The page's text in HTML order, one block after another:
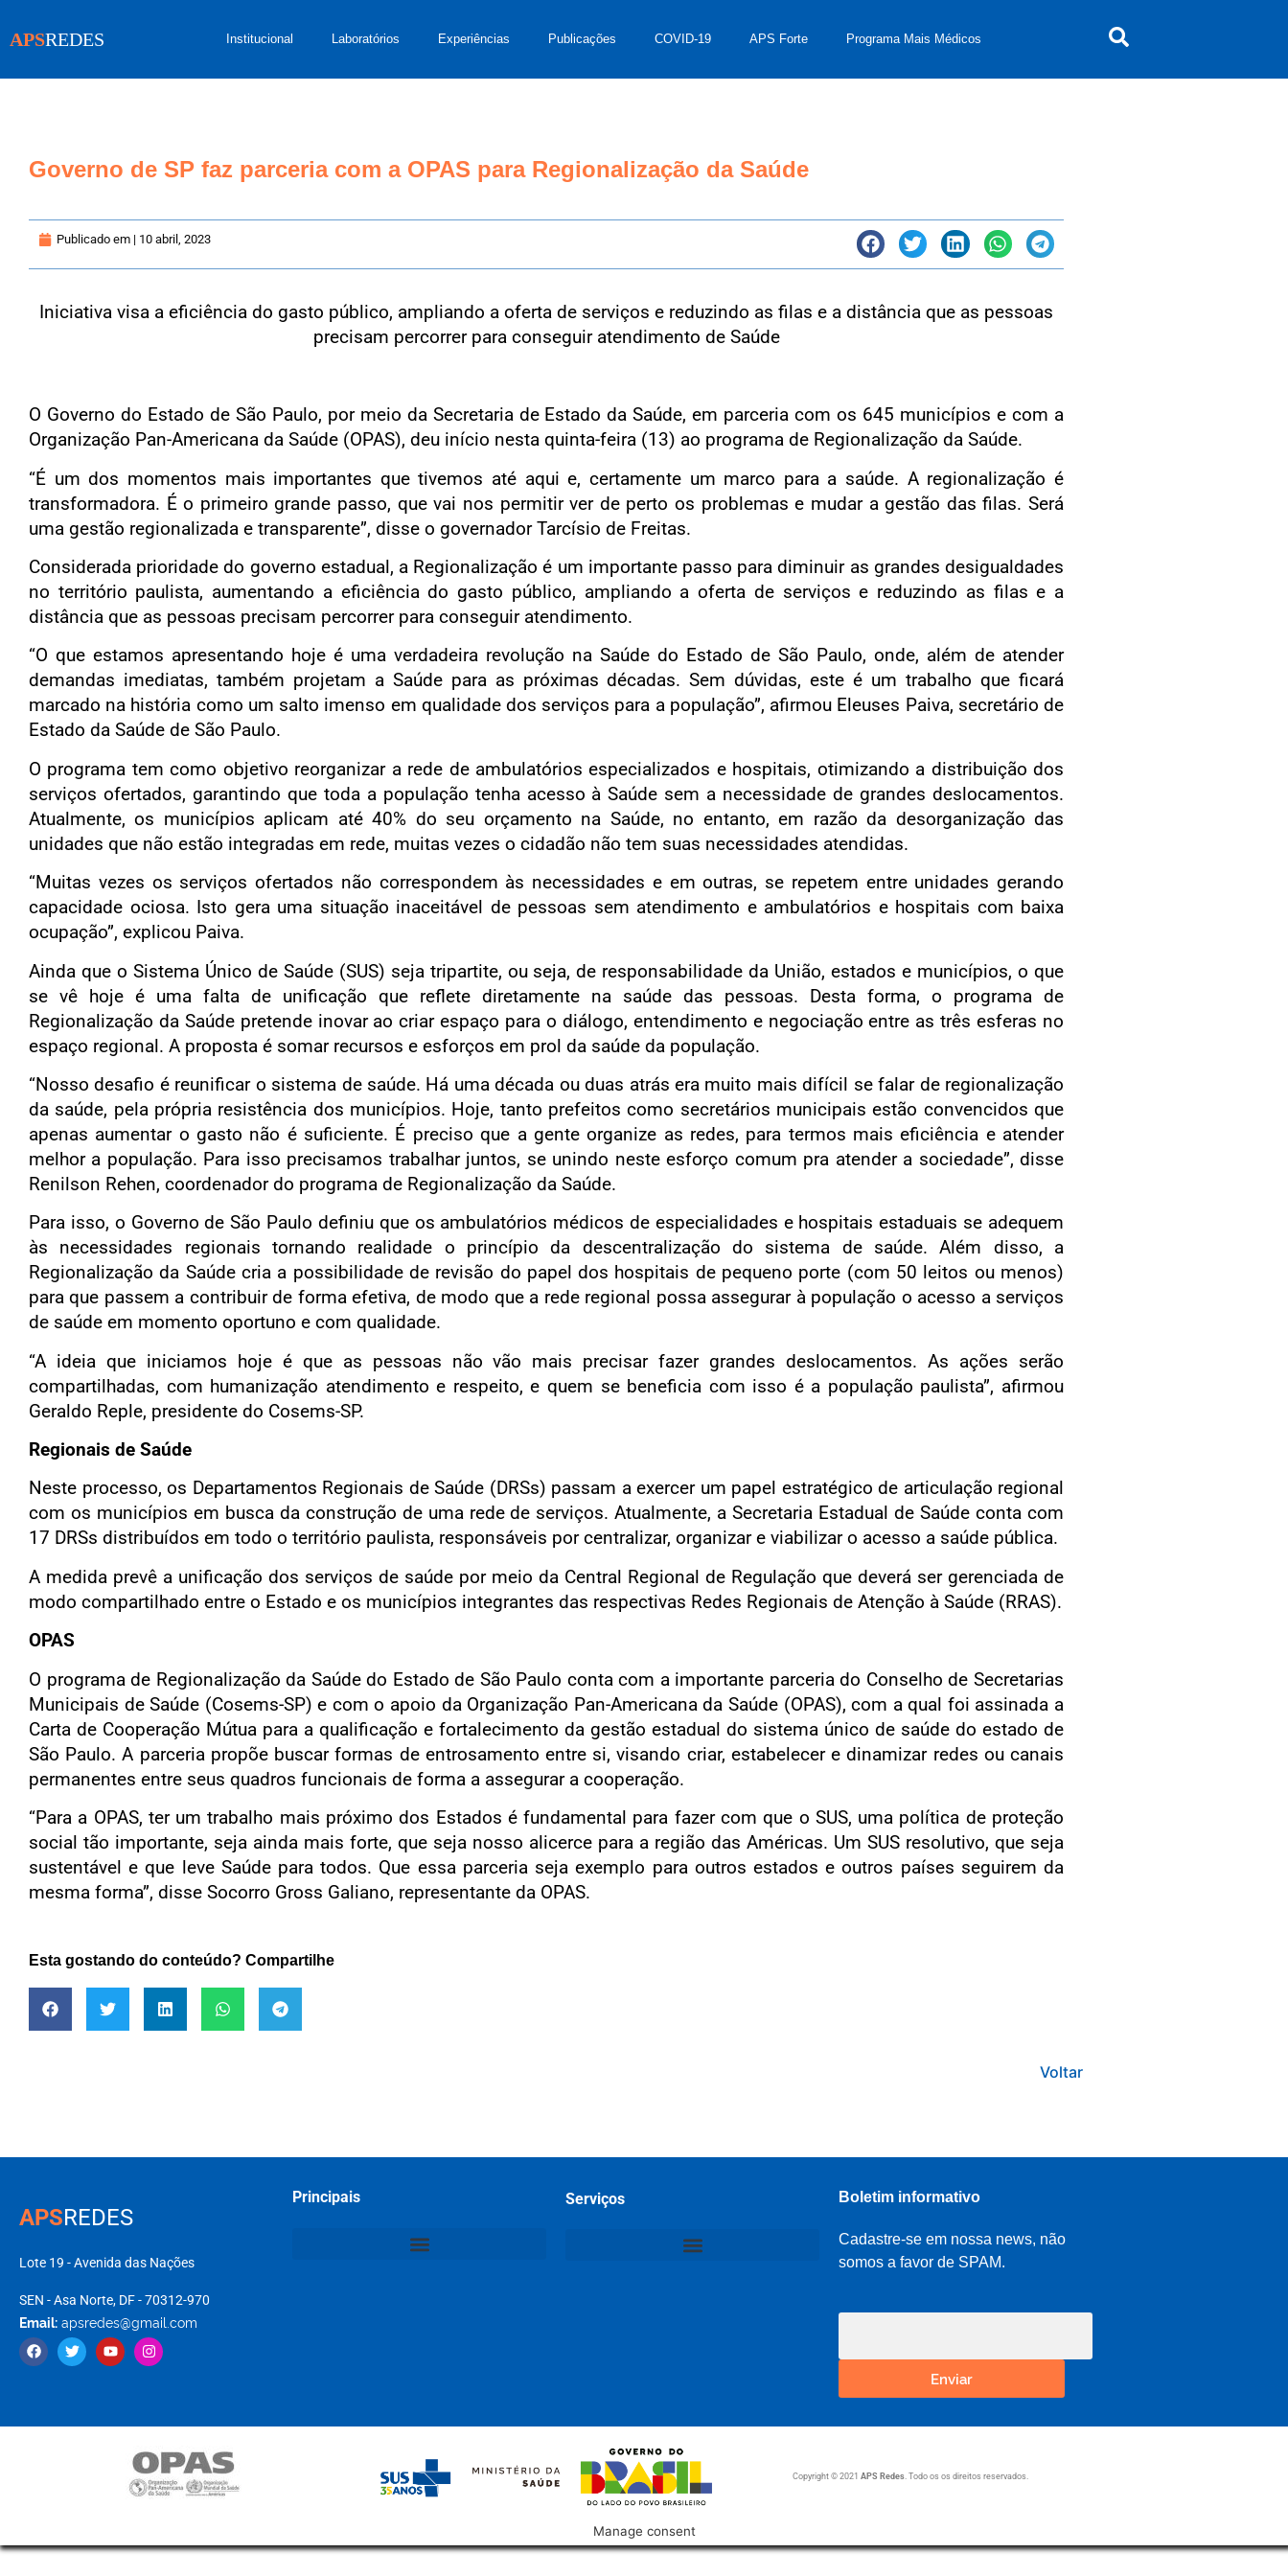
APSREDES Institucional Laboratórios Experiências Publicações COVID-19 APS Forte Programa Mais Médicos
Governo de SP faz parceria com a OPAS para Regionalização da Saúde
Publicado em | 10 abril, 2023
Iniciativa visa a eficiência do gasto público, ampliando a oferta de serviços e reduzindo as filas e a distância que as pessoas
precisam percorrer para conseguir atendimento de Saúde
O Governo do Estado de São Paulo, por meio da Secretaria de Estado da Saúde, em parceria com os 645 municípios e com a
Organização Pan-Americana da Saúde (OPAS), deu início nesta quinta-feira (13) ao programa de Regionalização da Saúde.
“É um dos momentos mais importantes que tivemos até aqui e, certamente um marco para a saúde. A regionalização é
transformadora. É o primeiro grande passo, que vai nos permitir ver de perto os problemas e mudar a gestão das filas. Será
uma gestão regionalizada e transparente”, disse o governador Tarcísio de Freitas.
Considerada prioridade do governo estadual, a Regionalização é um importante passo para diminuir as grandes desigualdades
no território paulista, aumentando a eficiência do gasto público, ampliando a oferta de serviços e reduzindo as filas e a
distância que as pessoas precisam percorrer para conseguir atendimento.
“O que estamos apresentando hoje é uma verdadeira revolução na Saúde do Estado de São Paulo, onde, além de atender
demandas imediatas, também projetam a Saúde para as próximas décadas. Sem dúvidas, este é um trabalho que ficará
marcado na história como um salto imenso em qualidade dos serviços para a população”, afirmou Eleuses Paiva, secretário de
Estado da Saúde de São Paulo.
O programa tem como objetivo reorganizar a rede de ambulatórios especializados e hospitais, otimizando a distribuição dos
serviços ofertados, garantindo que toda a população tenha acesso à Saúde sem a necessidade de grandes deslocamentos.
Atualmente, os municípios aplicam até 40% do seu orçamento na Saúde, no entanto, em razão da desorganização das
unidades que não estão integradas em rede, muitas vezes o cidadão não tem suas necessidades atendidas.
“Muitas vezes os serviços ofertados não correspondem às necessidades e em outras, se repetem entre unidades gerando
capacidade ociosa. Isto gera uma situação inaceitável de pessoas sem atendimento e ambulatórios e hospitais com baixa
ocupação”, explicou Paiva.
Ainda que o Sistema Único de Saúde (SUS) seja tripartite, ou seja, de responsabilidade da União, estados e municípios, o que
se vê hoje é uma falta de unificação que reflete diretamente na saúde das pessoas. Desta forma, o programa de
Regionalização da Saúde pretende inovar ao criar espaço para o diálogo, entendimento e negociação entre as três esferas no
espaço regional. A proposta é somar recursos e esforços em prol da saúde da população.
“Nosso desafio é reunificar o sistema de saúde. Há uma década ou duas atrás era muito mais difícil se falar de regionalização
da saúde, pela própria resistência dos municípios. Hoje, tanto prefeitos como secretários municipais estão convencidos que
apenas aumentar o gasto não é suficiente. É preciso que a gente organize as redes, para termos mais eficiência e atender
melhor a população. Para isso precisamos trabalhar juntos, se unindo neste esforço comum pra atender a sociedade”, disse
Renilson Rehen, coordenador do programa de Regionalização da Saúde.
Para isso, o Governo de São Paulo definiu que os ambulatórios médicos de especialidades e hospitais estaduais se adequem
às necessidades regionais tornando realidade o princípio da descentralização do sistema de saúde. Além disso, a
Regionalização da Saúde cria a possibilidade de revisão do papel dos hospitais de pequeno porte (com 50 leitos ou menos)
para que passem a contribuir de forma efetiva, de modo que a rede regional possa assegurar à população o acesso a serviços
de saúde em momento oportuno e com qualidade.
“A ideia que iniciamos hoje é que as pessoas não vão mais precisar fazer grandes deslocamentos. As ações serão
compartilhadas, com humanização atendimento e respeito, e quem se beneficia com isso é a população paulista”, afirmou
Geraldo Reple, presidente do Cosems-SP.
Regionais de Saúde
Neste processo, os Departamentos Regionais de Saúde (DRSs) passam a exercer um papel estratégico de articulação regional
com os municípios em busca da construção de uma rede de serviços. Atualmente, a Secretaria Estadual de Saúde conta com
17 DRSs distribuídos em todo o território paulista, responsáveis por centralizar, organizar e viabilizar o acesso a saúde pública.
A medida prevê a unificação dos serviços de saúde por meio da Central Regional de Regulação que deverá ser gerenciada de
modo compartilhado entre o Estado e os municípios integrantes das respectivas Redes Regionais de Atenção à Saúde (RRAS).
OPAS
O programa de Regionalização da Saúde do Estado de São Paulo conta com a importante parceria do Conselho de Secretarias
Municipais de Saúde (Cosems-SP) e com o apoio da Organização Pan-Americana da Saúde (OPAS), com a qual foi assinada a
Carta de Cooperação Mútua para a qualificação e fortalecimento da gestão estadual do sistema único de saúde do estado de
São Paulo. A parceria propõe buscar formas de entrosamento entre si, visando criar, estabelecer e dinamizar redes ou canais
permanentes entre seus quadros funcionais de forma a assegurar a cooperação.
“Para a OPAS, ter um trabalho mais próximo dos Estados é fundamental para fazer com que o SUS, uma política de proteção
social tão importante, seja ainda mais forte, que seja nosso alicerce para a região das Américas. Um SUS resolutivo, que seja
sustentável e que leve Saúde para todos. Que essa parceria seja exemplo para outros estados e outros países seguirem da
mesma forma”, disse Socorro Gross Galiano, representante da OPAS.
Esta gostando do conteúdo? Compartilhe
Voltar
APSREDES
Lote 19 - Avenida das Nações
SEN - Asa Norte, DF - 70312-970
Email: apsredes@gmail.com
Principais Serviços Boletim informativo
Cadastre-se em nossa news, não
somos a favor de SPAM.
Enviar
Copyright © 2021 APS Redes. Todo os os direitos reservados.
Manage consent